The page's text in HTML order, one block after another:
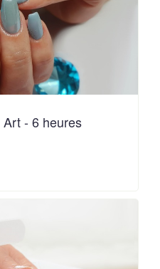
- 6 heures